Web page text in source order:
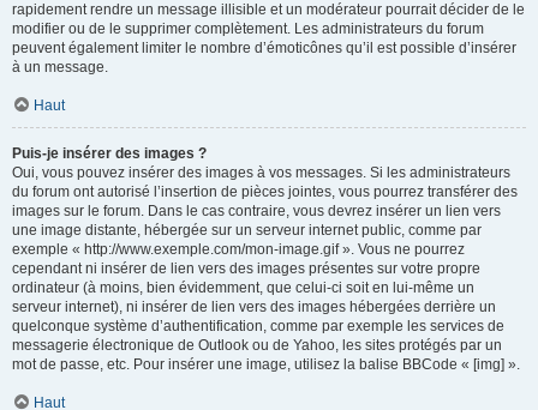
rapidement rendre un message illisible et un modérateur pourrait décider de le
modifier ou de le supprimer complètement. Les administrateurs du forum
peuvent également limiter le nombre d’émoticônes qu’il est possible d’insérer
à un message.
Haut
Puis-je insérer des images ?
Oui, vous pouvez insérer des images à vos messages. Si les administrateurs
du forum ont autorisé l’insertion de pièces jointes, vous pourrez transférer des
images sur le forum. Dans le cas contraire, vous devrez insérer un lien vers
une image distante, hébergée sur un serveur internet public, comme par
exemple « http://www.exemple.com/mon-image.gif ». Vous ne pourrez
cependant ni insérer de lien vers des images présentes sur votre propre
ordinateur (à moins, bien évidemment, que celui-ci soit en lui-même un
serveur internet), ni insérer de lien vers des images hébergées derrière un
quelconque système d’authentification, comme par exemple les services de
messagerie électronique de Outlook ou de Yahoo, les sites protégés par un
mot de passe, etc. Pour insérer une image, utilisez la balise BBCode « [img] ».
Haut